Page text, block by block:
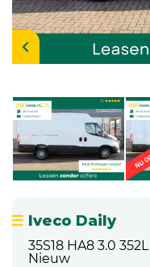
Iveco Daily
35S18 HA8 3.0
Nieuw